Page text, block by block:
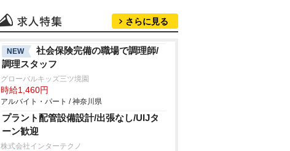
さらに見る
NEW
社会保険完備の職場で調理師/
調理スタッフ
グローバルキッズ三ツ境園
時給1,460円
アルバイト・パート / 神奈川県
プラント配管設備設計/出張なし/UIJタ
ーン歓迎
株式会社インターテクノ